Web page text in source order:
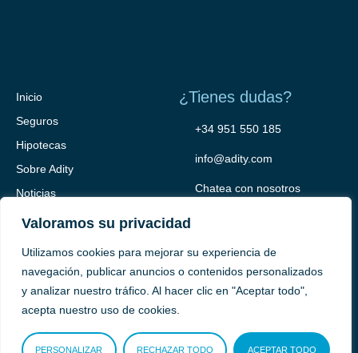
Valoramos su privacidad
Utilizamos cookies para mejorar su experiencia de
navegación, publicar anuncios o contenidos personalizados
y analizar nuestro tráfico. Al hacer clic en "Aceptar todo",
acepta nuestro uso de cookies.
PERSONALIZAR RECHAZAR TODO ACEPTAR TODO
Inicio
Seguros
Hipotecas
Sobre Adity
Noticias
Contacto
¿Tienes dudas?
+34 951 550 185
info@adity.com
Chatea con nosotros